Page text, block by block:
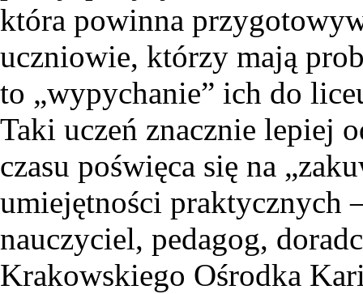
która powinna
uczniowie, którzy mają
to „wypychanie” ich do
Taki uczeń znacznie lepiej
czasu poświęca się na
umiejętności praktycznych
nauczyciel, pedagog,
Krakowskiego Ośrodka